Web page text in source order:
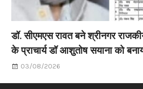
डॉ. सीएमएस रावत बने श्रीनगर
के प्राचार्य डॉ आशुतोष सयाना को
03/08/2026